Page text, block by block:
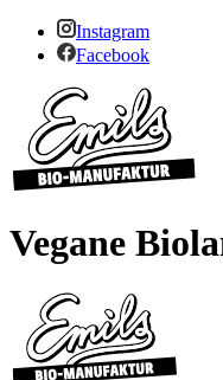
Instagram
Facebook
Vegane